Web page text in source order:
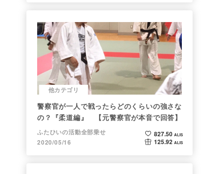
他カテゴリ
警察官が一人で戦ったらどのくらいの強さな
の？『柔道編』 【元警察官が本音で回答】
ふたひいの活動全部乗せ
2020/05/16
827.50 ALIS
125.92 ALIS